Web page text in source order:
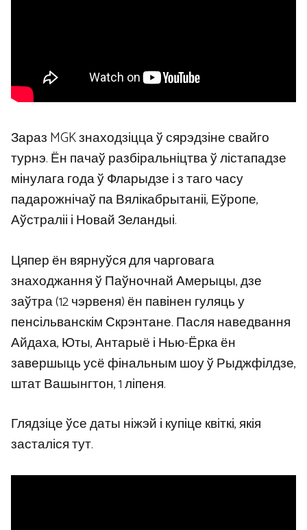
Зараз MGK знаходзіцца ў сярэдзіне свайго
турнэ. Ён пачаў разбіральніцтва ў лістападзе
мінулага года ў Фларыдзе і з таго часу
падарожнічаў па Вялікабрытаніі, Еўропе,
Аўстраліі і Новай Зеландыі.
Цяпер ён вярнуўся для чарговага
знаходжання ў Паўночнай Амерыцы, дзе
заўтра (12 чэрвеня) ён павінен гуляць у
пенсільванскім Скрэнтане. Пасля наведвання
Айдаха, Юты, Антарыё і Нью-Ёрка ён
завершыць усё фінальным шоу ў Рыджфілдзе,
штат Вашынгтон, 1 ліпеня.
Глядзіце ўсе даты ніжэй і купіце квіткі, якія
засталіся тут.